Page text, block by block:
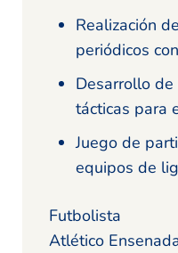
Realización
periódicos
Desarrollo
tácticas para
Juego de
equipos de
Futbolista
Atlético